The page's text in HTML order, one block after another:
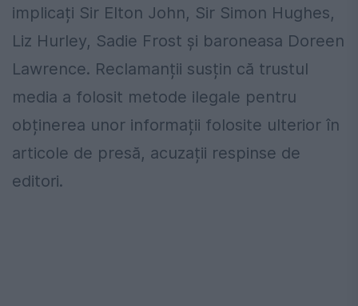
implicați Sir Elton John, Sir Simon Hughes,
Liz Hurley, Sadie Frost și baroneasa Doreen
Lawrence. Reclamanții susțin că trustul
media a folosit metode ilegale pentru
obținerea unor informații folosite ulterior în
articole de presă, acuzații respinse de
editori.